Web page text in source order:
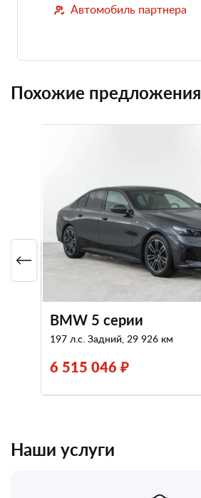
Автомобиль партнера
Похожие предложения
BMW 5 серии
197 л.с. Задний, 29 926 км
6 515 046 ₽
Наши услуги